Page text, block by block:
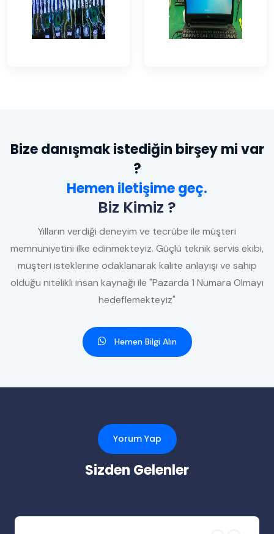
Bize danışmak istediğin birşey mi var
?
Hemen iletişime geç.
Biz Kimiz ?
Yılların verdiği deneyim ve tecrübe ile müşteri
memnuniyetini ilke edinmekteyiz. Güçlü teknik servis ekibi,
müşteri isteklerine odaklanarak kalite anlayışı ve sahip
olduğu nitelikli insan kaynağı ile "Pazarda 1 Numara Olmayı
hedeflemekteyiz"
Hemen Bilgi Alın
Yorum Yap
Sizden Gelenler